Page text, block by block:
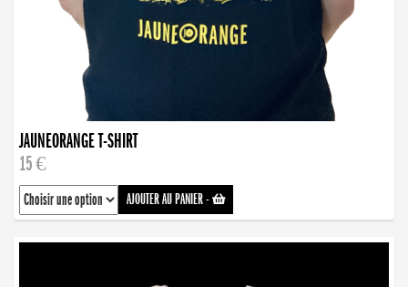
JAUNEORANGE T-SHIRT
15 €
AJOUTER AU PANIER-